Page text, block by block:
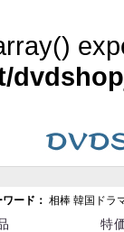
ード： 相棒 韓国ドラ
特